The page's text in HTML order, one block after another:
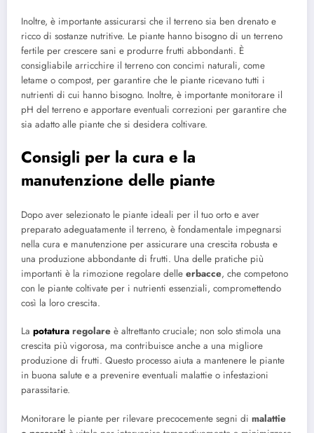
Inoltre, è importante assicurarsi che il terreno sia ben drenato e
ricco di sostanze nutritive. Le piante hanno bisogno di un terreno
fertile per crescere sani e produrre frutti abbondanti. È
consigliabile arricchire il terreno con concimi naturali, come
letame o compost, per garantire che le piante ricevano tutti i
nutrienti di cui hanno bisogno. Inoltre, è importante monitorare il
pH del terreno e apportare eventuali correzioni per garantire che
sia adatto alle piante che si desidera coltivare.
Consigli per la cura e la
manutenzione delle piante
Dopo aver selezionato le piante ideali per il tuo orto e aver
preparato adeguatamente il terreno, è fondamentale impegnarsi
nella cura e manutenzione per assicurare una crescita robusta e
una produzione abbondante di frutti. Una delle pratiche più
importanti è la rimozione regolare delle erbacce, che competono
con le piante coltivate per i nutrienti essenziali, compromettendo
così la loro crescita.
La potatura regolare è altrettanto cruciale; non solo stimola una
crescita più vigorosa, ma contribuisce anche a una migliore
produzione di frutti. Questo processo aiuta a mantenere le piante
in buona salute e a prevenire eventuali malattie o infestazioni
parassitarie.
Monitorare le piante per rilevare precocemente segni di malattie